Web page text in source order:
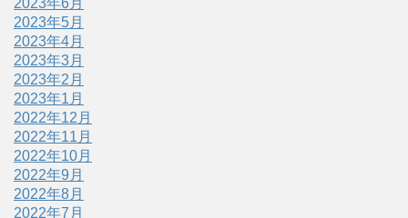
2023年5月
2023年4月
2023年3月
2023年2月
2023年1月
2022年12月
2022年11月
2022年10月
2022年9月
2022年8月
2022年7月